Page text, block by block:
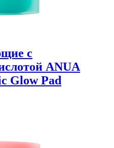
с
ANUA
Glow Pad